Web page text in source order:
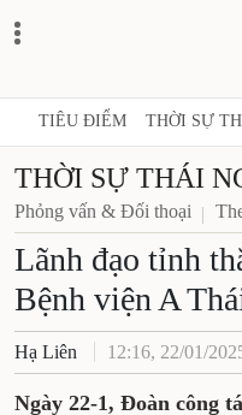
TIÊU ĐIỂM THỜI SỰ
THỜI SỰ THÁI
Phỏng vấn & Đối thoại
Lãnh đạo tỉnh
Bệnh viện A
Hạ Liên 12:16, 22/01/
Ngày 22-1, Đoàn công